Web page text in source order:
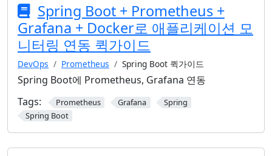
Spring Boot + Prometheus +
Grafana + Docker로 애플리케이션 모
니터링 연동 퀵가이드
DevOps Prometheus Spring Boot 퀵가이드
Spring Boot에 Prometheus, Grafana 연동
Tags:
Prometheus Grafana
Spring
Spring Boot